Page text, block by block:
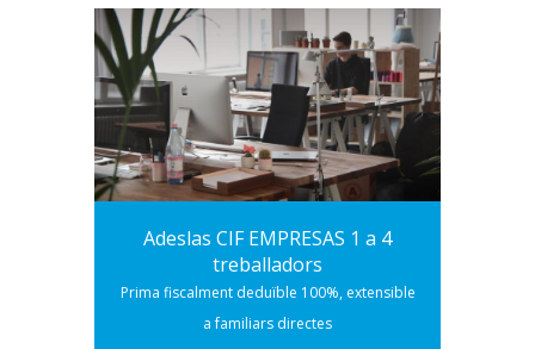
Adeslas CIF EMPRESAS 1 a 4
treballadors
Prima fiscalment deduïble 100%, extensible
a familiars directes